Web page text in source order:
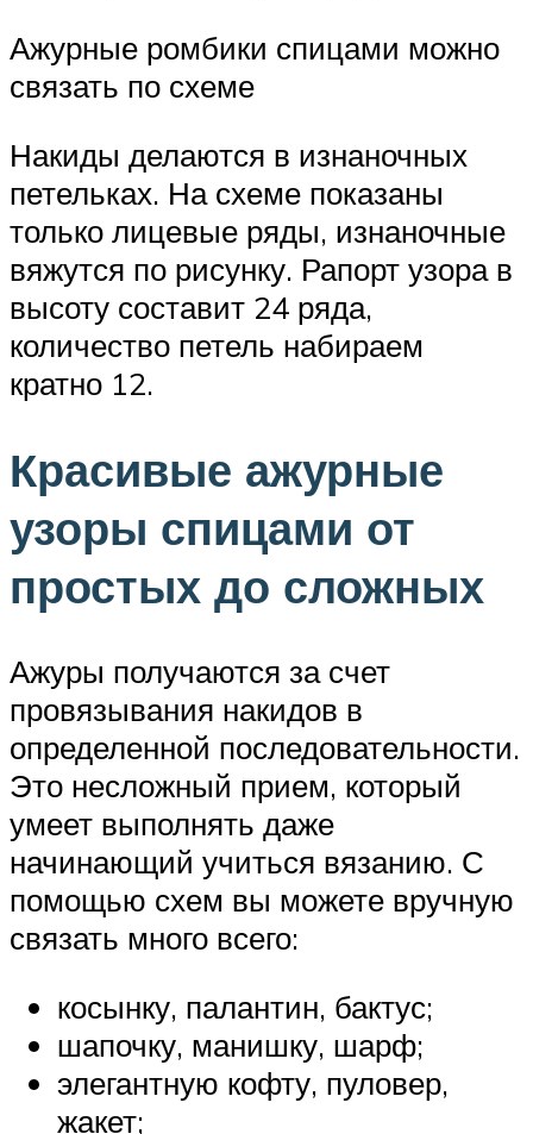
Ажурные ромбики спицами можно
связать по схеме
Накиды делаются в изнаночных
петельках. На схеме показаны
только лицевые ряды, изнаночные
вяжутся по рисунку. Рапорт узора в
высоту составит 24 ряда,
количество петель набираем
кратно 12.
Красивые ажурные
узоры спицами от
простых до сложных
Ажуры получаются за счет
провязывания накидов в
определенной последовательности.
Это несложный прием, который
умеет выполнять даже
начинающий учиться вязанию. С
помощью схем вы можете вручную
связать много всего:
косынку, палантин, бактус;
шапочку, манишку, шарф;
элегантную кофту, пуловер,
жакет;